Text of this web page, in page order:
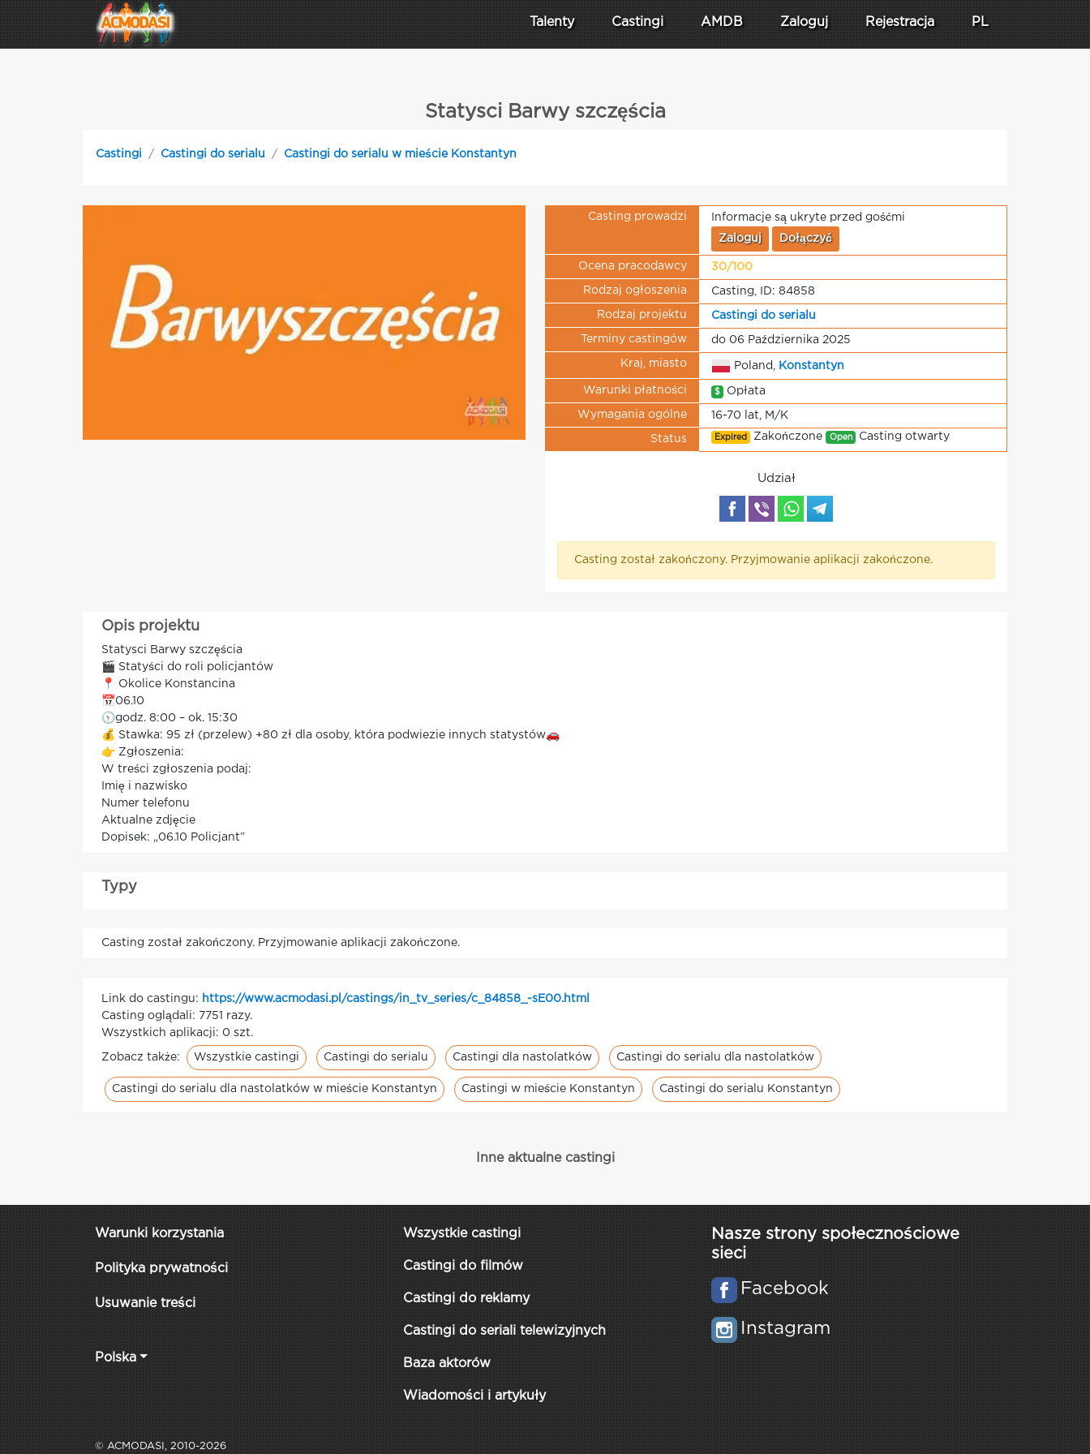
Talenty Castingi AMDB Zaloguj Rejestracja PL
Statysci Barwy szczęścia
Castingi Castingi do serialu Castingi do serialu w mieście Konstantyn
Casting prowadzi Informacje są ukryte przed gośćmi
Zaloguj Dołączyć
Ocena pracodawcy 30/100
Rodzaj ogłoszenia Casting, ID: 84858
Rodzaj projektu Castingi do serialu
Terminy castingów do 06 Października 2025
Kraj, miasto Poland, Konstantyn
Warunki płatności $ Opłata
Wymagania ogólne 16-70 lat, M/K
Status Expired Zakończone Open Casting otwarty
Udział
Casting został zakończony. Przyjmowanie aplikacji zakończone.
Opis projektu
Statysci Barwy szczęścia
🎬 Statyści do roli policjantów
📍 Okolice Konstancina
📅06.10
🕥godz. 8:00 – ok. 15:30
💰 Stawka: 95 zł (przelew) +80 zł dla osoby, która podwiezie innych statystów🚗
👉 Zgłoszenia:
W treści zgłoszenia podaj:
Imię i nazwisko
Numer telefonu
Aktualne zdjęcie
Dopisek: „06.10 Policjant”
Typy
Casting został zakończony. Przyjmowanie aplikacji zakończone.
Link do castingu: https://www.acmodasi.pl/castings/in_tv_series/c_84858_-sE00.html
Casting oglądali: 7751 razy.
Wszystkich aplikacji: 0 szt.
Zobacz także: Wszystkie castingi Castingi do serialu Castingi dla nastolatków Castingi do serialu dla nastolatków
Castingi do serialu dla nastolatków w mieście Konstantyn Castingi w mieście Konstantyn Castingi do serialu Konstantyn
Inne aktualne castingi
Warunki korzystania
Polityka prywatności
Usuwanie treści
Polska
Wszystkie castingi
Castingi do filmów
Castingi do reklamy
Castingi do seriali telewizyjnych
Baza aktorów
Wiadomości i artykuły
Nasze strony społecznościowe
sieci
Facebook
Instagram
© ACMODASI, 2010-2026